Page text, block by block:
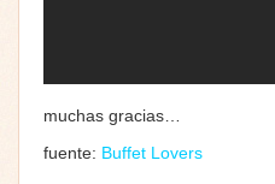
muchas gracias…
fuente: Buffet Lovers